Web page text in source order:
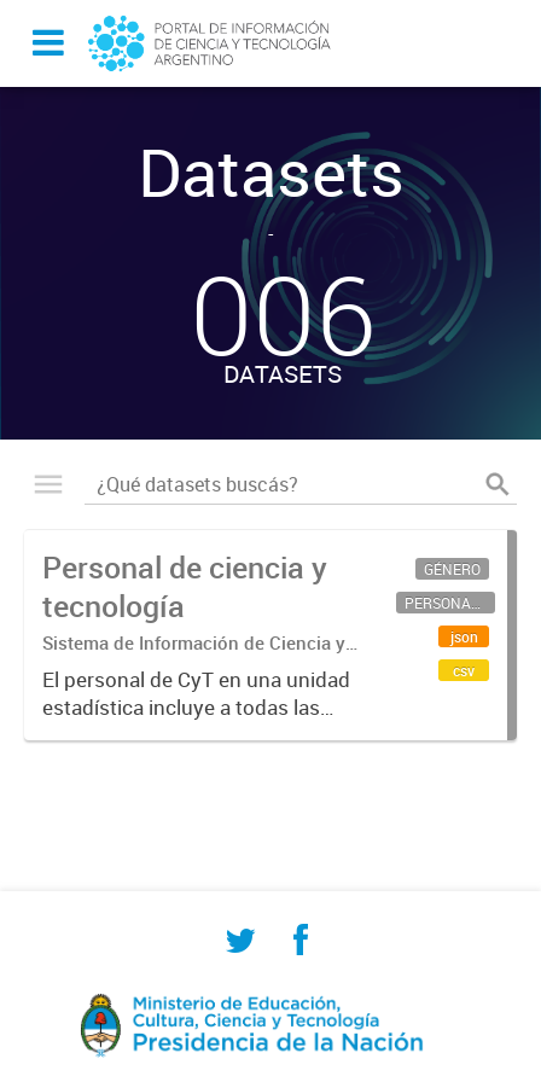
Datasets
-
006
DATASETS
Personal de ciencia y
tecnología
Sistema de Información de Ciencia y
Tecnología Argentino (SICYTAR)
El personal de CyT en una unidad
estadística incluye a todas las
personas involucradas
GÉNERO
PERSONAL CIENTÍFICO-TECNOLÓGICO
json
csv